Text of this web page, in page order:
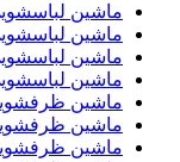
ماشین
ماشین
ماشین
ماشین
ماشین
ماشین
ماشین